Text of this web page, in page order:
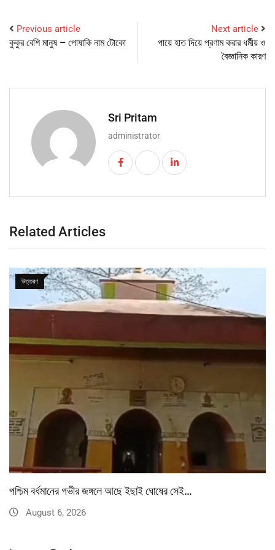
Previous article
কুকুর বেশি মানুষ – পোষাকি নাম টোকো
Next article
পায়ে হাত দিয়ে প্রণাম করার ধৰ্মীয় ও
বৈজ্ঞানিক কারণ
Sri Pritam
administrator
Related Articles
উত্তরণ
পশ্চিম বর্ধমানের গভীর জঙ্গলে আছে ইছাই ঘোষের সেই…
August 6, 2026